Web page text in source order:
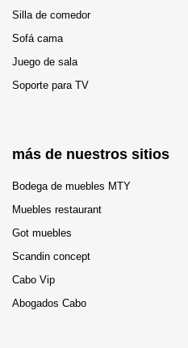
Silla de comedor
Sofá cama
Juego de sala
Soporte para TV
más de nuestros sitios
Bodega de muebles MTY
Muebles restaurant
Got muebles
Scandin concept
Cabo Vip
Abogados Cabo